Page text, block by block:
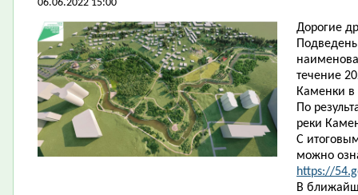
06.06.2022 15:00
Дорогие
течение
Каменки
По
реки
С
можно
https://
В